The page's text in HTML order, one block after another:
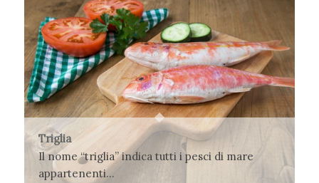
Triglia
Il nome “triglia” indica tutti i pesci di mare
appartenenti…